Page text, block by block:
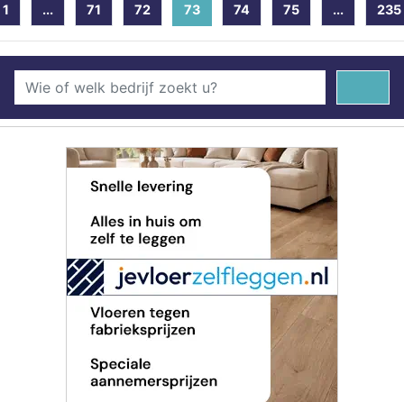
1 ... 71 72 73 (current)
74 75 ... 235